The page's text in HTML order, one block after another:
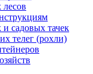
лесов
садовых тачек
телег (рохли)